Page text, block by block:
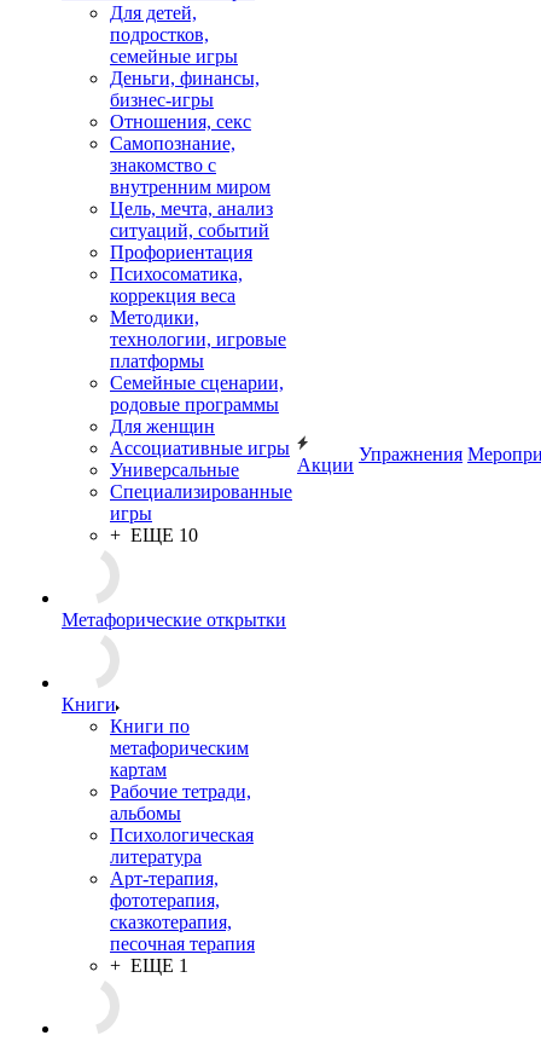
Психологические игры
Для детей,
подростков,
семейные игры
Деньги, финансы,
бизнес-игры
Отношения, секс
Самопознание,
знакомство с
внутренним миром
Цель, мечта, анализ
ситуаций, событий
Профориентация
Психосоматика,
коррекция веса
Методики,
технологии, игровые
платформы
Семейные сценарии,
родовые программы
Для женщин
Ассоциативные игры
Универсальные
Специализированные
игры
+ ЕЩЕ 10
Метафорические открытки
Книги
Книги по
метафорическим
картам
Рабочие тетради,
альбомы
Психологическая
литература
Арт-терапия,
фототерапия,